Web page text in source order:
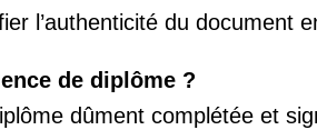
l’authenticité du document
de diplôme ?
dûment complétée et